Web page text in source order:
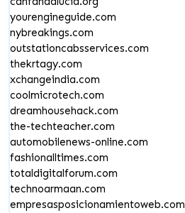
yourengineguide.com
nybreakings.com
outstationcabsservices.com
thekrtagy.com
xchangeindia.com
coolmicrotech.com
dreamhousehack.com
the-techteacher.com
automobilenews-online.com
fashionalltimes.com
totaldigitalforum.com
technoarmaan.com
empresasposicionamientoweb.com